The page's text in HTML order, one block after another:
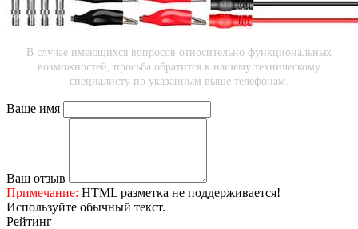
В случае имеющихся вопросов относительно функциональных
возможностей, просьба обратится к нашему техническому
специалисту по указанным выше телефонам.
Ваше имя
Ваш отзыв
Примечание: HTML разметка не поддерживается!
Используйте обычный текст.
Рейтинг